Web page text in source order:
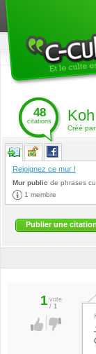
48
citations
Créé
Rejoignez ce mur !
Mur public de phrases
1 membre
Publier une citation
1 vote
/ 1